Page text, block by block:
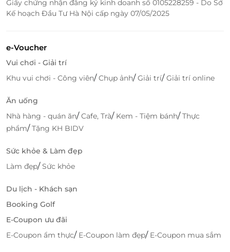
Giấy chứng nhận đăng ký kinh doanh số 0105228259 - Do Sở
Kế hoạch Đầu Tư Hà Nội cấp ngày 07/05/2025
e-Voucher
Vui chơi - Giải trí
Khu vui chơi - Công viên/Chụp ảnh/Giải trí/Giải trí online
Ăn uống
Nhà hàng - quán ăn/Cafe, Trà/ Kem - Tiệm bánh/Thực
phẩm/Tặng KH BIDV
Sức khỏe & Làm đẹp
Làm đẹp/Sức khỏe
Du lịch - Khách sạn
Booking Golf
E-Coupon ưu đãi
E-Coupon ẩm thực/ E-Coupon làm đẹp/ E-Coupon mua sắm